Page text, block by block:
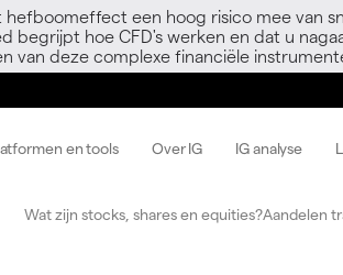
een hoog risico mee van
begrijpt hoe CFD's werken en dat u
van deze complexe financiële
en tools Over IG IG analyse
Wat zijn stocks, shares en equities?Aandelen